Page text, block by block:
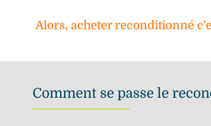
Alors, acheter reconditionné
Comment se passe le